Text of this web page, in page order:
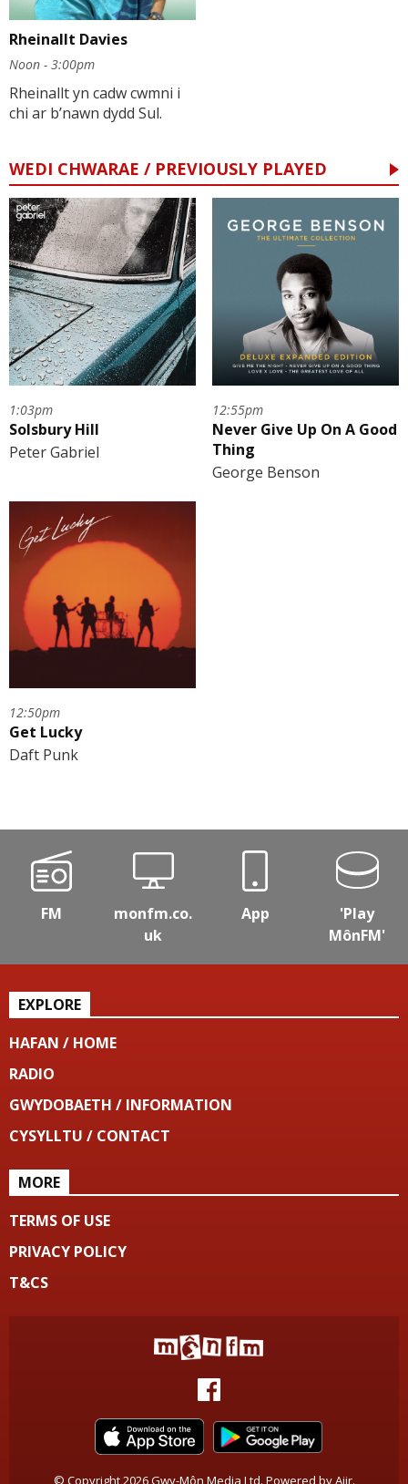
Rheinallt Davies
Noon - 3:00pm
Rheinallt yn cadw cwmni i
chi ar b’nawn dydd Sul.
WEDI CHWARAE / PREVIOUSLY PLAYED
1:03pm
Solsbury Hill
Peter Gabriel
12:55pm
Never Give Up On A Good
Thing
George Benson
12:50pm
Get Lucky
Daft Punk
FM
monfm.co.
uk
App
'Play
MônFM'
EXPLORE
HAFAN / HOME
RADIO
GWYDOBAETH / INFORMATION
CYSYLLTU / CONTACT
MORE
TERMS OF USE
PRIVACY POLICY
T&CS
© Copyright 2026 Gwy-Môn Media Ltd. Powered byAiir.